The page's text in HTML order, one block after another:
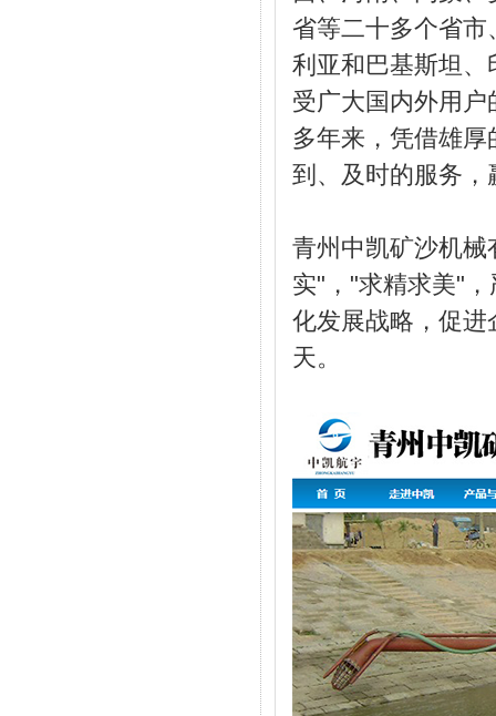
省等二十多个省
利亚和巴基斯坦
受广大国内外用户
多年来，凭借雄
到、及时的服务
青州中凯矿沙机
实"，"求精求美"
化发展战略，促
天。